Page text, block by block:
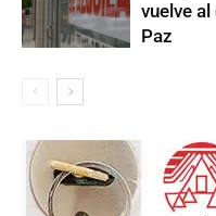
vuelve
Paz